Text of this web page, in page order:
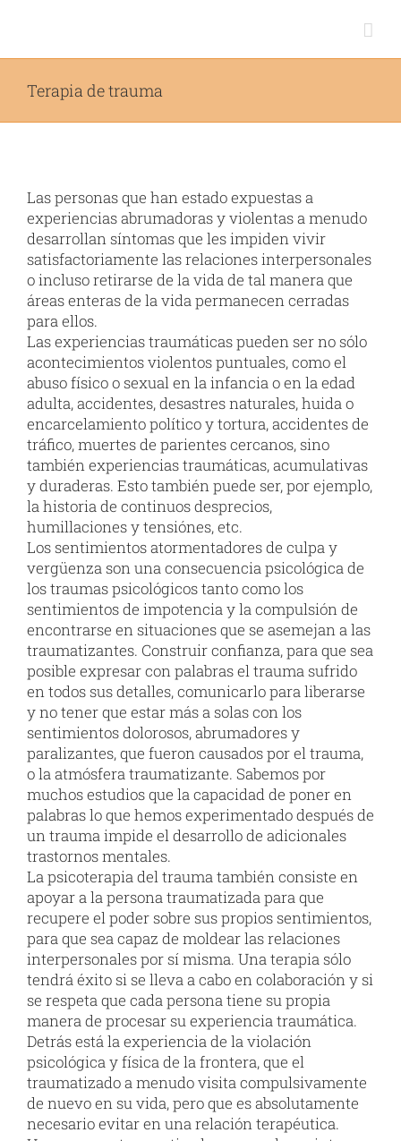
Terapia de trauma
Las personas que han estado expuestas a
experiencias abrumadoras y violentas a menudo
desarrollan síntomas que les impiden vivir
satisfactoriamente las relaciones interpersonales
o incluso retirarse de la vida de tal manera que
áreas enteras de la vida permanecen cerradas
para ellos.
Las experiencias traumáticas pueden ser no sólo
acontecimientos violentos puntuales, como el
abuso físico o sexual en la infancia o en la edad
adulta, accidentes, desastres naturales, huida o
encarcelamiento político y tortura, accidentes de
tráfico, muertes de parientes cercanos, sino
también experiencias traumáticas, acumulativas
y duraderas. Esto también puede ser, por ejemplo,
la historia de continuos desprecios,
humillaciones y tensiónes, etc.
Los sentimientos atormentadores de culpa y
vergüenza son una consecuencia psicológica de
los traumas psicológicos tanto como los
sentimientos de impotencia y la compulsión de
encontrarse en situaciones que se asemejan a las
traumatizantes. Construir confianza, para que sea
posible expresar con palabras el trauma sufrido
en todos sus detalles, comunicarlo para liberarse
y no tener que estar más a solas con los
sentimientos dolorosos, abrumadores y
paralizantes, que fueron causados por el trauma,
o la atmósfera traumatizante. Sabemos por
muchos estudios que la capacidad de poner en
palabras lo que hemos experimentado después de
un trauma impide el desarrollo de adicionales
trastornos mentales.
La psicoterapia del trauma también consiste en
apoyar a la persona traumatizada para que
recupere el poder sobre sus propios sentimientos,
para que sea capaz de moldear las relaciones
interpersonales por sí misma. Una terapia sólo
tendrá éxito si se lleva a cabo en colaboración y si
se respeta que cada persona tiene su propia
manera de procesar su experiencia traumática.
Detrás está la experiencia de la violación
psicológica y física de la frontera, que el
traumatizado a menudo visita compulsivamente
de nuevo en su vida, pero que es absolutamente
necesario evitar en una relación terapéutica.